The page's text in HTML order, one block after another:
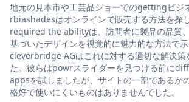
地元の見本市や工芸品ショーでのgettingビジ
rbiashadesはオンラインで販売する方法を探
required the abilityは、訪問者に製品の品質
基づいたデザインを視覚的に魅力的な方法で
cleverbridge AGはこれに対する適切な解決策
た。彼らはpowrスライダーを見つける前に
appsを試しましたが、サイトの一部であるか
格好で使いにくいものはありませんでした。